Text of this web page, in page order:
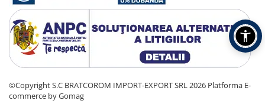
©Copyright S.C BRATCOROM IMPORT-EXPORT SRL 2026 Platforma E-
commerce by Gomag